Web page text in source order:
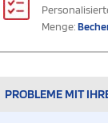
Menge:
PROBLEME MIT